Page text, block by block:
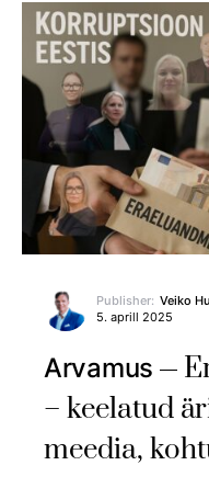
Publisher: Veiko
5. aprill 2025
Arvamus
– keelatud
meedia,